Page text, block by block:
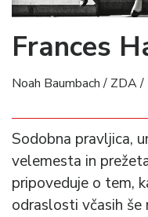
Frances
Noah Baumbach / ZDA
Sodobna pravljica,
velemesta in
pripoveduje o tem,
odraslosti včasih še